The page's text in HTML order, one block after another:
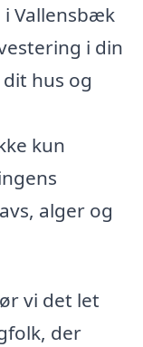
Vallensbæk
i din
hus og
kun
alger og
vi det let
der